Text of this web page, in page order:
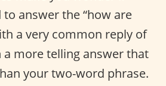
to answer the “how are
a very common reply of
a more telling answer that
your two-word phrase.